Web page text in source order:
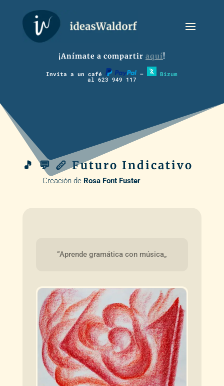
¡Anímate a compartir aquí!
Invita a un café – Bizum
al 623 949 117
🎵 💬 🪈 Futuro Indicativo
Creación de Rosa Font Fuster
“Aprende gramática con música„